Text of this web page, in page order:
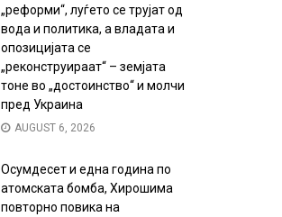
„реформи“, луѓето се трујат од
вода и политика, а владата и
опозицијата се
„реконструираат“ – земјата
тоне во „достоинство“ и молчи
пред Украина
AUGUST 6, 2026
Осумдесет и една година по
атомската бомба, Хирошима
повторно повика на